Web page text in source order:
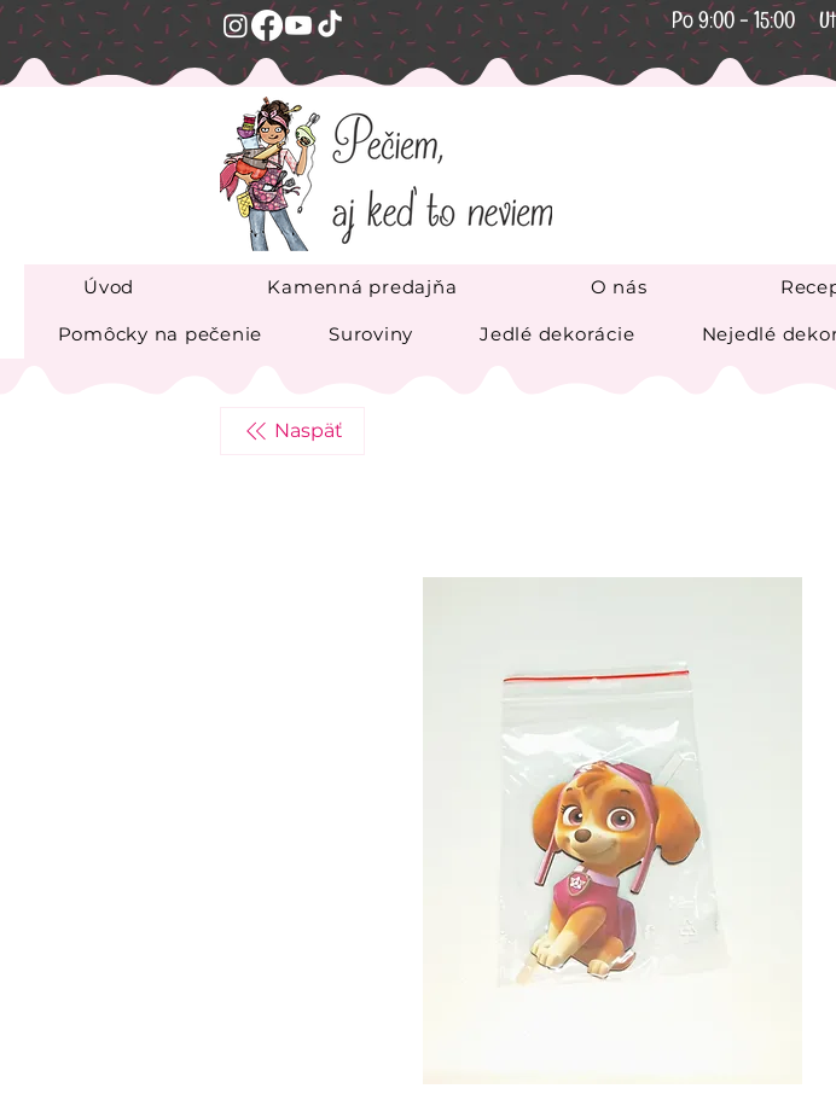
Po 9:00 - 15:00
Úvod Kamenná predajňa O nás
Pomôcky na pečenie Suroviny Jedlé dekorácie Nejedlé
Naspäť